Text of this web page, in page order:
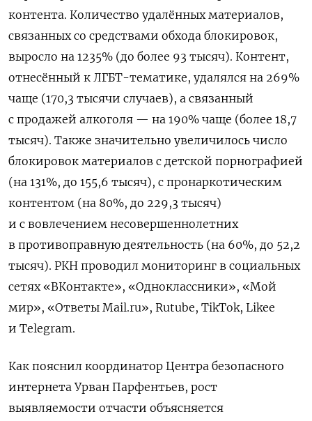
контента. Количество удалённых материалов,
связанных со средствами обхода блокировок,
выросло на 1235% (до более 93 тысяч). Контент,
отнесённый к ЛГБТ-тематике, удалялся на 269%
чаще (170,3 тысячи случаев), а связанный
с продажей алкоголя — на 190% чаще (более 18,7
тысяч). Также значительно увеличилось число
блокировок материалов с детской порнографией
(на 131%, до 155,6 тысяч), с пронаркотическим
контентом (на 80%, до 229,3 тысяч)
и с вовлечением несовершеннолетних
в противоправную деятельность (на 60%, до 52,2
тысяч). РКН проводил мониторинг в социальных
сетях «ВКонтакте», «Одноклассники», «Мой
мир», «Ответы Mail.ru», Rutube, TikTok, Likee
и Telegram.
Как пояснил координатор Центра безопасного
интернета Урван Парфентьев, рост
выявляемости отчасти объясняется